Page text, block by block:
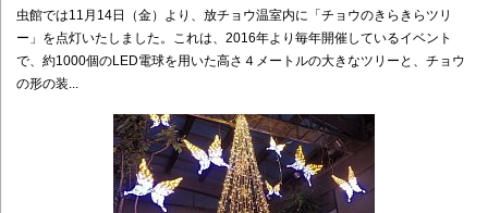
虫館では11月14日（金）より、放チョウ温室内に「チョウのきらきらツリ
ー」を点灯いたしました。これは、2016年より毎年開催しているイベント
で、約1000個のLED電球を用いた高さ４メートルの大きなツリーと、チョウ
の形の装...